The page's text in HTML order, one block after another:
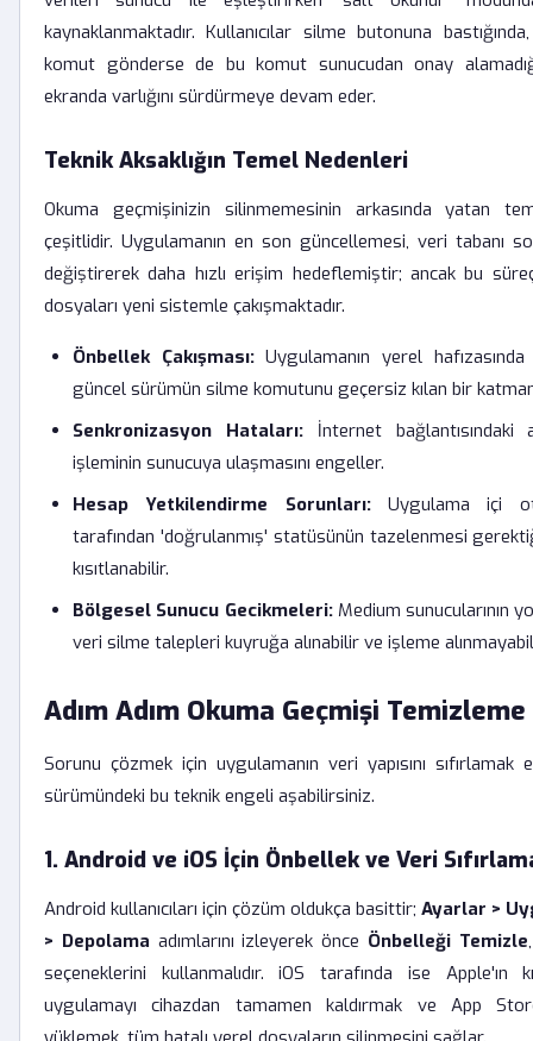
kaynaklanmaktadır. Kullanıcılar silme butonuna
komut gönderse de bu komut sunucudan onay
ekranda varlığını sürdürmeye devam eder.
Teknik Aksaklığın Temel Nedenleri
Okuma geçmişinizin silinmemesinin arkasında yatan
çeşitlidir. Uygulamanın en son güncellemesi, veri tabanı
değiştirerek daha hızlı erişim hedeflemiştir; ancak bu
dosyaları yeni sistemle çakışmaktadır.
Önbellek Çakışması:Uygulamanın yerel
güncel sürümün silme komutunu geçersiz kılan bir
Senkronizasyon Hataları:İnternet bağlantısındaki
işleminin sunucuya ulaşmasını engeller.
Hesap Yetkilendirme Sorunları:Uygulama içi
tarafından 'doğrulanmış' statüsünün tazelenmesi
kısıtlanabilir.
Bölgesel Sunucu Gecikmeleri:Medium sunucularının
veri silme talepleri kuyruğa alınabilir ve işleme
Adım Adım Okuma Geçmişi
Sorunu çözmek için uygulamanın veri yapısını
sürümündeki bu teknik engeli aşabilirsiniz.
1. Android ve iOS İçin Önbellek ve Veri
Android kullanıcıları için çözüm oldukça basittir; Ayarlar >
> Depolama adımlarını izleyerek önce Önbelleği Temizle
seçeneklerini kullanmalıdır. iOS tarafında ise Apple'ın
uygulamayı cihazdan tamamen kaldırmak ve App